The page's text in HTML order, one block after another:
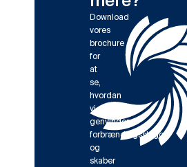
Download
vores
brochure
for
at
se,
hvordan
vi
genvinder
forbrændingsslagge
og
skaber